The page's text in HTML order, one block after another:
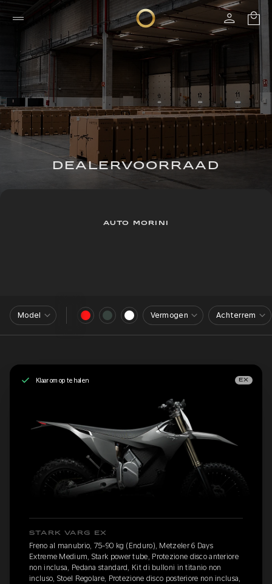
DEALERVOORRAAD
AUTO MORINI
Model Vermogen Achterrem
Klaar om op te halen EX
STARK VARG EX
Freno al manubrio, 75-90 kg (Enduro), Metzeler 6 Days
Extreme Medium, Stark power tube, Protezione disco anteriore
non inclusa, Pedana standard, Kit di bulloni in titanio non
incluso, Stoel Regolare, Protezione disco posteriore non inclusa,